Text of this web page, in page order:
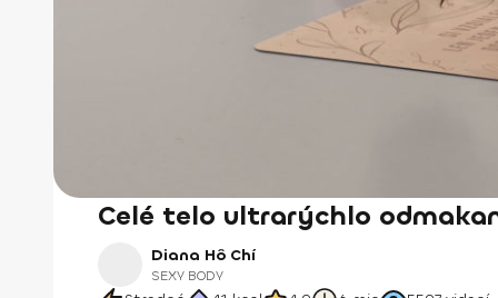
Celé telo ultrarýchlo
Diana Hô Chí
SEXY BODY